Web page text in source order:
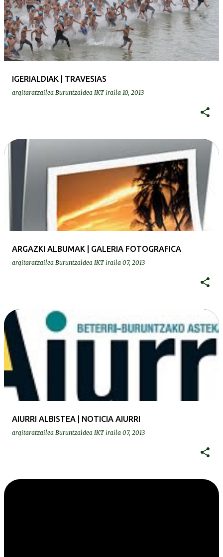
IGERIALDIAK | TRAVESIAS
argitaratzailea Buruntzaldea IKT iraila 10, 2013
ARGAZKI ALBUMAK | GALERIA FOTOGRAFICA
argitaratzailea Buruntzaldea IKT iraila 07, 2013
AIURRI ALBISTEA | NOTICIA AIURRI
argitaratzailea Buruntzaldea IKT iraila 07, 2013